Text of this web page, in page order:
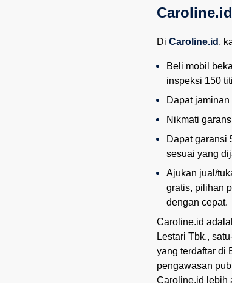
Di Caroline.id ,
Beli mobil
inspeksi 150
Dapat
Nikmati
Dapat garansi
sesuai yang
Ajukan jual/
gratis, pilihan
dengan cepat.
Caroline.id
Lestari Tbk.,
yang terdaftar di
pengawasan
Caroline.id lebih